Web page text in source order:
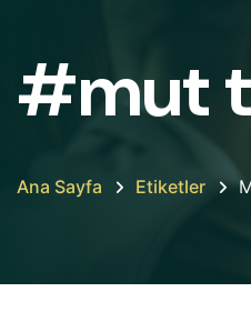
#mut
Ana Sayfa Etiketler